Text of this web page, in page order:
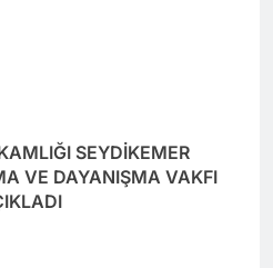
SEYDİKEMER
VE DAYANIŞMA VAKFI